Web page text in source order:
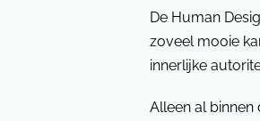
De Human
zoveel mooie
innerlijke
Alleen al